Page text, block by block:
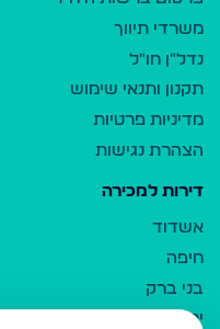
משרדי תיווך
נדל"ן חו"ל
תקנון ותנאי שימוש
מדיניות פרטיות
הצהרת נגישות
דירות למכירה
אשדוד
חיפה
בני ברק
ירושלים